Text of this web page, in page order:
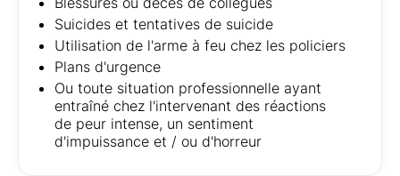
Suicides et tentatives de suicide
Utilisation de l'arme à feu chez les policiers
Plans d'urgence
Ou toute situation professionnelle ayant
entraîné chez l'intervenant des réactions
de peur intense, un sentiment
d'impuissance et / ou d'horreur